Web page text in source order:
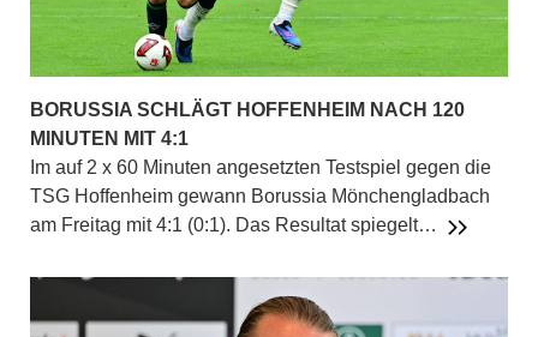
BORUSSIA SCHLÄGT HOFFENHEIM NACH 120
MINUTEN MIT 4:1
Im auf 2 x 60 Minuten angesetzten Testspiel gegen die
TSG Hoffenheim gewann Borussia Mönchengladbach
am Freitag mit 4:1 (0:1). Das Resultat spiegelt…